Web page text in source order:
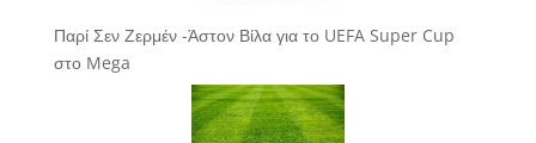
Παρί Σεν Ζερμέν -Άστον Βίλα για το UEFA Super Cup
στο Mega